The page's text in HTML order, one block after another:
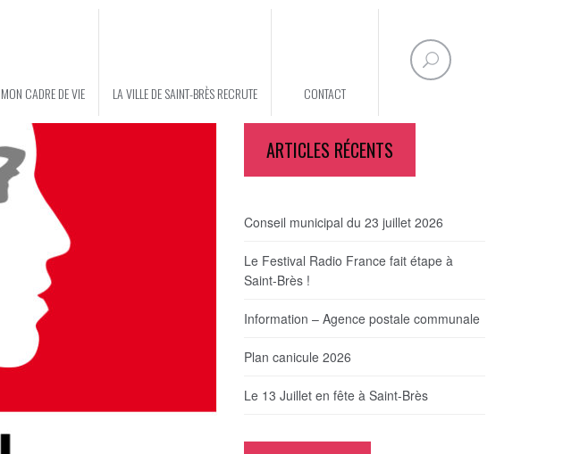
MON CADRE DE VIE LA VILLE DE SAINT-BRÈS RECRUTE CONTACT
ARTICLES RÉCENTS
Conseil municipal du 23 juillet 2026
Le Festival Radio France fait étape à
Saint-Brès !
Information – Agence postale communale
Plan canicule 2026
Le 13 Juillet en fête à Saint-Brès